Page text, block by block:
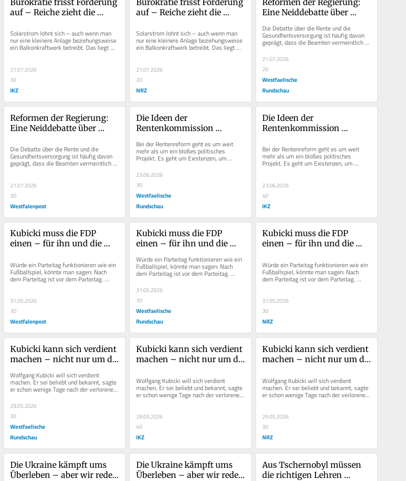
auf – Reiche zieht die
Solarstrom lohnt sich – auch wenn man
nur eine kleinere Anlage beziehungsweise
ein Balkonkraftwerk betreibt. Das liegt
21.07.2026
30
IKZ
auf – Reiche zieht die
Solarstrom lohnt sich – auch wenn man
nur eine kleinere Anlage beziehungsweise
ein Balkonkraftwerk betreibt. Das liegt
21.07.2026
20
NRZ
Eine Neiddebatte über
Beteiligten
Die Debatte über die Rente und die
Gesundheitsversorgung ist häufig davon
geprägt, dass die Beamten vermeintlich
bessergestellt sind. Ja, die...
21.07.2026
20
Westfaelische
Rundschau
Reformen der Regierung:
Eine Neiddebatte über
Beteiligten
Die Debatte über die Rente und die
Gesundheitsversorgung ist häufig davon
geprägt, dass die Beamten vermeintlich
bessergestellt sind. Ja, die...
21.07.2026
30
Westfalenpost
Die Ideen der
Rentenkommission
umgesetzt werden
Bei der Rentenreform geht es um weit
mehr als um ein bloßes politisches
Projekt. Es geht um Existenzen, um
Menschen, die nach einem
selbstbestimmten...
23.06.2026
30
Westfaelische
Rundschau
Die Ideen der
Rentenkommission
umgesetzt werden
Bei der Rentenreform geht es um weit
mehr als um ein bloßes politisches
Projekt. Es geht um Existenzen, um
Menschen, die nach einem
23.06.2026
40
IKZ
Kubicki muss die FDP
einen – für ihn und die
Spiel
Würde ein Parteitag funktionieren wie ein
Fußballspiel, könnte man sagen: Nach
dem Parteitag ist vor dem Parteitag.
Wolfgang Kubicki würde dem...
31.05.2026
30
Westfalenpost
Kubicki muss die FDP
einen – für ihn und die
Spiel
Würde ein Parteitag funktionieren wie ein
Fußballspiel, könnte man sagen: Nach
dem Parteitag ist vor dem Parteitag.
Wolfgang Kubicki würde dem...
31.05.2026
30
Westfaelische
Rundschau
Kubicki muss die FDP
einen – für ihn und die
Spiel
Würde ein Parteitag funktionieren wie ein
Fußballspiel, könnte man sagen: Nach
dem Parteitag ist vor dem Parteitag.
Wolfgang Kubicki würde dem...
31.05.2026
30
NRZ
Kubicki kann sich verdient
machen – nicht nur um die
Wolfgang Kubicki will sich verdient
machen. Er sei beliebt und bekannt, sagte
er schon wenige Tage nach der verlorenen
Bundestagswahl im Februar 2025...
29.05.2026
30
Westfaelische
Rundschau
Kubicki kann sich verdient
machen – nicht nur um die
Wolfgang Kubicki will sich verdient
machen. Er sei beliebt und bekannt, sagte
er schon wenige Tage nach der verlorenen
Bundestagswahl im Februar 2025...
29.05.2026
40
IKZ
Kubicki kann sich verdient
machen – nicht nur um die
Wolfgang Kubicki will sich verdient
machen. Er sei beliebt und bekannt, sagte
er schon wenige Tage nach der verlorenen
Bundestagswahl im Februar 2025...
29.05.2026
30
NRZ
Die Ukraine kämpft ums
Überleben – aber wir reden
Die Ukraine kämpft ums
Überleben – aber wir reden
Aus Tschernobyl müssen
die richtigen Lehren